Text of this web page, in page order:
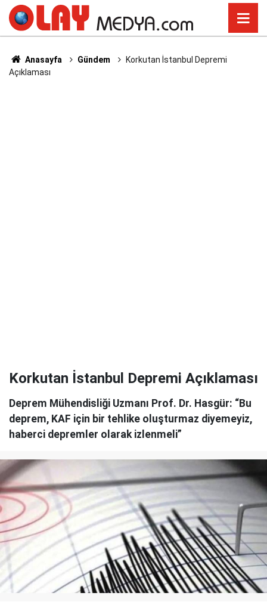
Anasayfa Gündem
Korkutan İstanbul Depremi
Açıklaması
Korkutan İstanbul Depremi Açıklaması
Deprem Mühendisliği Uzmanı Prof. Dr. Hasgür: “Bu
deprem, KAF için bir tehlike oluşturmaz diyemeyiz,
haberci depremler olarak izlenmeli”